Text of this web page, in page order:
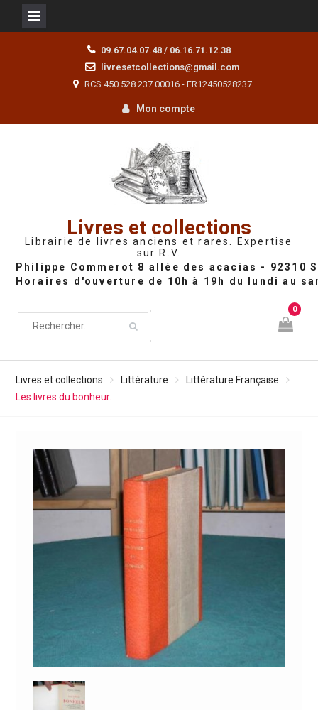
09.67.04.07.48 / 06.16.71.12.38
livresetcollections@gmail.com
RCS 450 528 237 00016 - FR12450528237
Mon compte
Livres et collections
Librairie de livres anciens et rares. Expertise
sur R.V.
0
Livres et collections Littérature
Littérature Française
Les livres du bonheur.